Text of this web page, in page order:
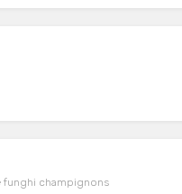
funghi champignons